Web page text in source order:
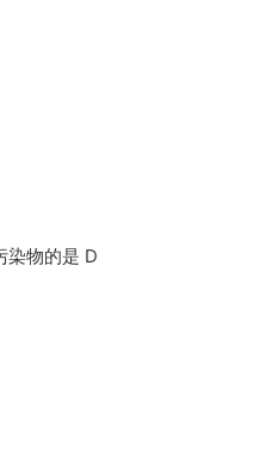
染物的是 D